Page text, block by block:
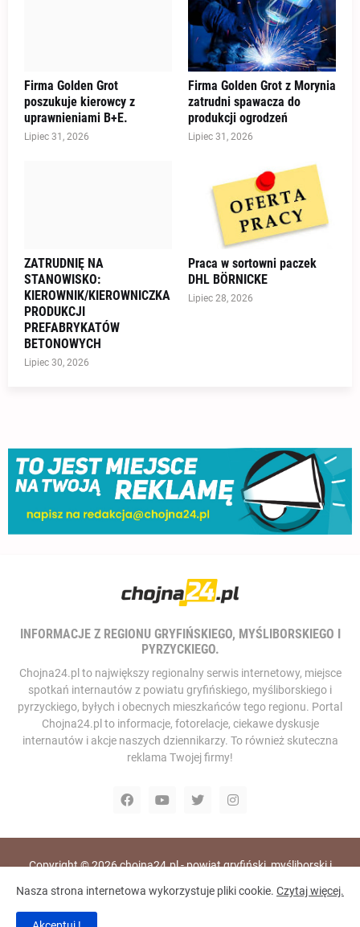
Firma Golden Grot
poszukuje kierowcy z
uprawnieniami B+E.
Lipiec 31, 2026
Firma Golden Grot z Morynia
zatrudni spawacza do
produkcji ogrodzeń
Lipiec 31, 2026
ZATRUDNIĘ NA
STANOWISKO:
KIEROWNIK/KIEROWNICZKA
PRODUKCJI
PREFABRYKATÓW
BETONOWYCH
Lipiec 30, 2026
Praca w sortowni paczek
DHL BÖRNICKE
Lipiec 28, 2026
INFORMACJE Z REGIONU GRYFIŃSKIEGO, MYŚLIBORSKIEGO I
PYRZYCKIEGO.
Chojna24.pl to największy regionalny serwis internetowy, miejsce
spotkań internautów z powiatu gryfińskiego, myśliborskiego i
pyrzyckiego, byłych i obecnych mieszkańców tego regionu. Portal
Chojna24.pl to informacje, fotorelacje, ciekawe dyskusje
internautów i akcje naszych dziennikarzy. To również skuteczna
reklama Twojej firmy!
Copyright ©2026chojna24.pl - powiat gryfiński, myśliborski i
Nasza strona internetowa wykorzystuje pliki cookie. Czytaj więcej.